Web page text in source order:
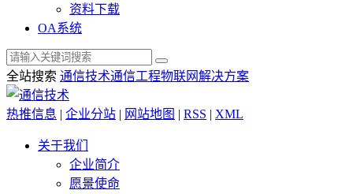
资料下载
OA系统
全站搜索 通信技术通信工程物联网解决方案
热推信息 | 企业分站 | 网站地图 | RSS | XML
关于我们
企业简介
愿景使命